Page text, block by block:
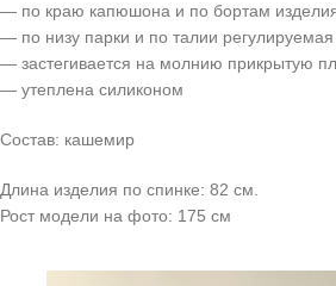
— по краю капюшона и по бортам
— по низу парки и по талии регулируемая
— застегивается на молнию прикрытую
— утеплена силиконом
Состав: кашемир
Длина изделия по спинке: 82 см.
Рост модели на фото: 175 см